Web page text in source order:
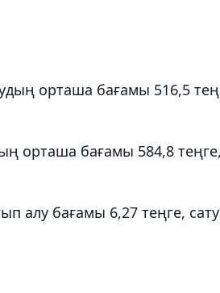
орташа бағамы 516,5
орташа бағамы 584,8
алу бағамы 6,27 теңге, сату